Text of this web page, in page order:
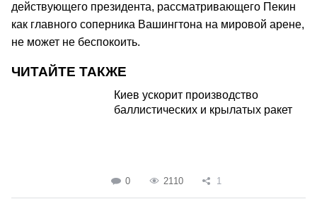
действующего президента, рассматривающего Пекин
как главного соперника Вашингтона на мировой арене,
не может не беспокоить.
ЧИТАЙТЕ ТАКЖЕ
Киев ускорит производство
баллистических и крылатых ракет
0 2110 1